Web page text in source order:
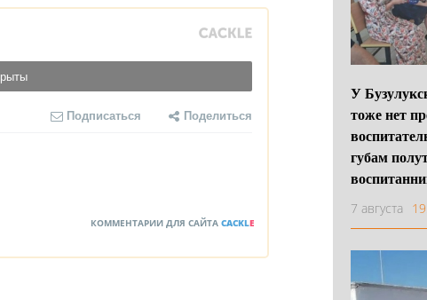
Подписаться Поделиться
КОММЕНТАРИИ ДЛЯ САЙТА CACKLE
У
тоже нет
губам
7 августа